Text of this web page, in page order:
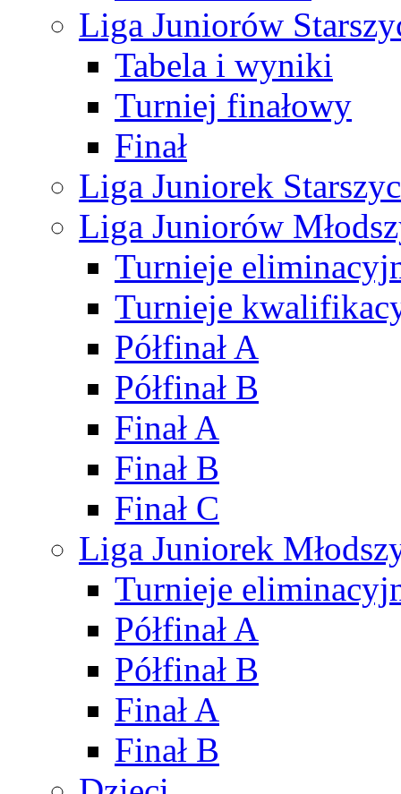
Liga Juniorów
Tabela i wyniki
Turniej finałowy
Finał
Liga Juniorek
Liga Juniorów
Turnieje
Turnieje
Półfinał A
Półfinał B
Finał A
Finał B
Finał C
Liga Juniorek
Turnieje
Półfinał A
Półfinał B
Finał A
Finał B